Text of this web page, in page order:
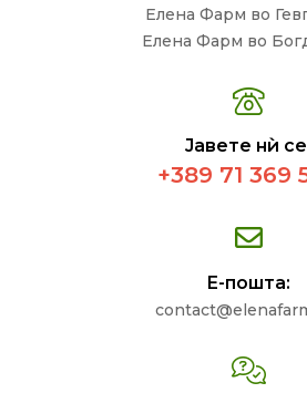
Елена Фарм во
Елена Фарм во
Јавете нѝ
+389 71 369
Е-пошта: